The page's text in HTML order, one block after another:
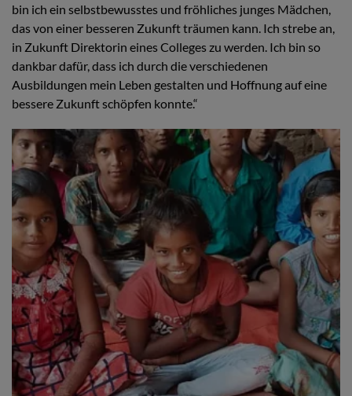
bin ich ein selbstbewusstes und fröhliches junges Mädchen,
das von einer besseren Zukunft träumen kann. Ich strebe an,
in Zukunft Direktorin eines Colleges zu werden. Ich bin so
dankbar dafür, dass ich durch die verschiedenen
Ausbildungen mein Leben gestalten und Hoffnung auf eine
bessere Zukunft schöpfen konnte.“